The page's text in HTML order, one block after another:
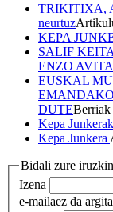
TRIKITIXA,
neurtuz
KEPA
SALIF
ENZO
EUSKAL
DUTEBerriak
Kepa
Kepa Junkera
Bidali zure
Izena
e-mailaez da